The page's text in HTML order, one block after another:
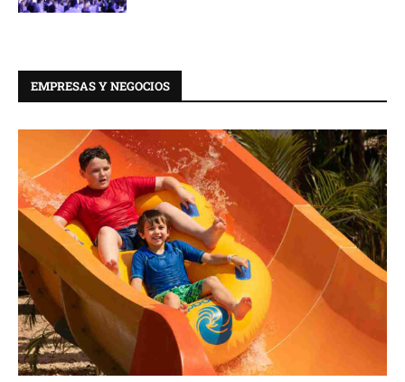
EMPRESAS Y NEGOCIOS